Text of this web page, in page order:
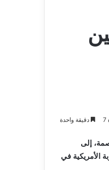
7 دقيقة واحدة
إلى
الأمريكية في